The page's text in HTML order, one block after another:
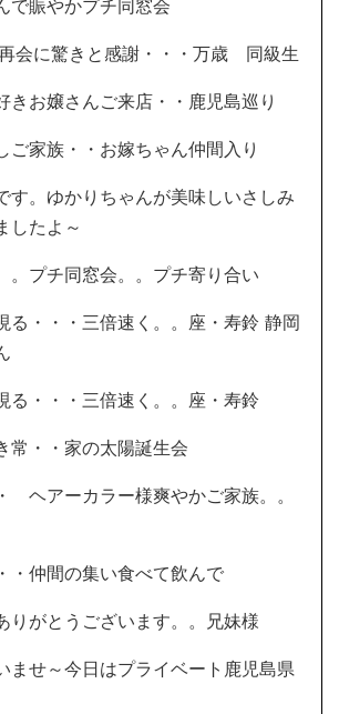
で賑やかプチ同窓会
会に驚きと感謝・・・万歳 同級生
きお嬢さんご来店・・鹿児島巡り
ご家族・・お嫁ちゃん仲間入り
す。ゆかりちゃんが美味しいさしみ
したよ～
。プチ同窓会。。プチ寄り合い
る・・・三倍速く。。座・寿鈴 静岡
る・・・三倍速く。。座・寿鈴
常・・家の太陽誕生会
ヘアーカラー様爽やかご家族。。
・仲間の集い食べて飲んで
がとうございます。。兄妹様
ませ～今日はプライベート鹿児島県